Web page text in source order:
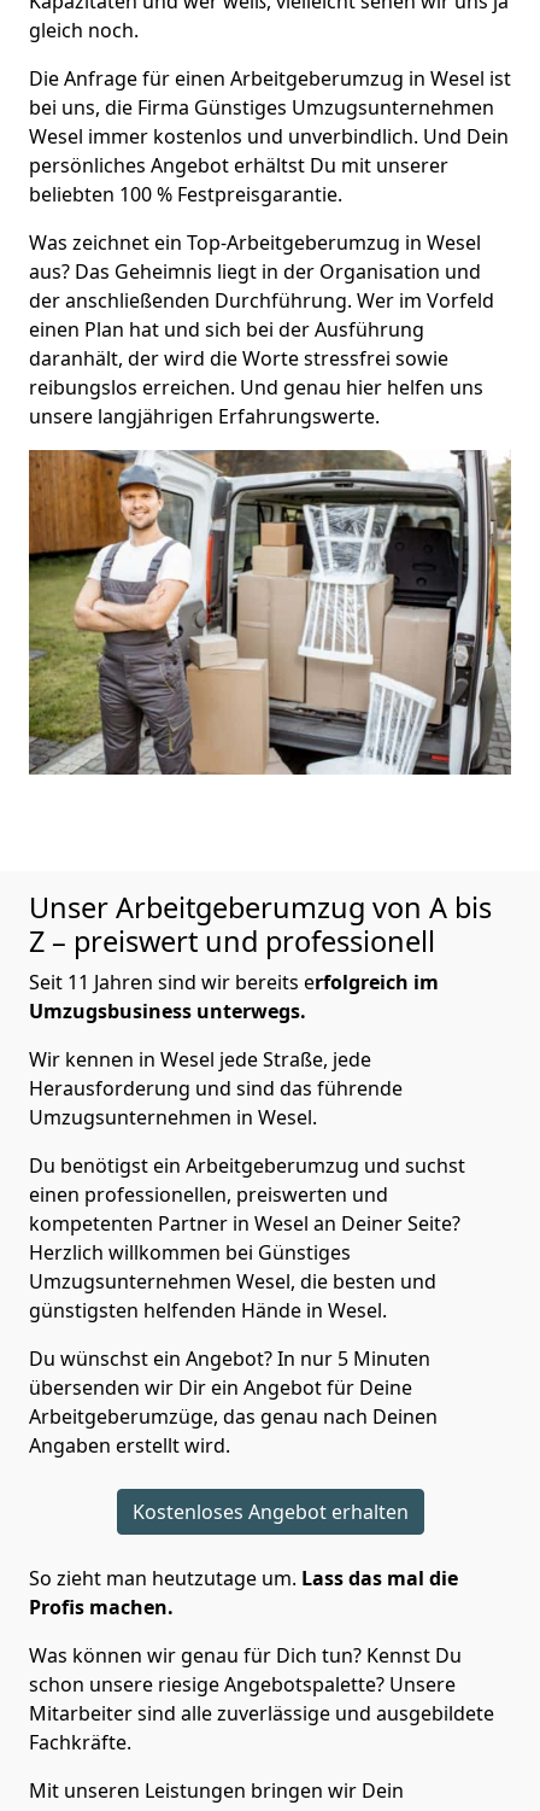
gleich noch.
Die Anfrage für einen Arbeitgeberumzug in Wesel ist
bei uns, die Firma Günstiges Umzugsunternehmen
Wesel immer kostenlos und unverbindlich. Und Dein
persönliches Angebot erhältst Du mit unserer
beliebten 100 % Festpreisgarantie.
Was zeichnet ein Top-Arbeitgeberumzug in Wesel
aus? Das Geheimnis liegt in der Organisation und
der anschließenden Durchführung. Wer im Vorfeld
einen Plan hat und sich bei der Ausführung
daranhält, der wird die Worte stressfrei sowie
reibungslos erreichen. Und genau hier helfen uns
unsere langjährigen Erfahrungswerte.
Unser Arbeitgeberumzug von A bis
Z – preiswert und professionell
Seit 11 Jahren sind wir bereits erfolgreich im
Umzugsbusiness unterwegs.
Wir kennen in Wesel jede Straße, jede
Herausforderung und sind das führende
Umzugsunternehmen in Wesel.
Du benötigst ein Arbeitgeberumzug und suchst
einen professionellen, preiswerten und
kompetenten Partner in Wesel an Deiner Seite?
Herzlich willkommen bei Günstiges
Umzugsunternehmen Wesel, die besten und
günstigsten helfenden Hände in Wesel.
Du wünschst ein Angebot? In nur 5 Minuten
übersenden wir Dir ein Angebot für Deine
Arbeitgeberumzüge, das genau nach Deinen
Angaben erstellt wird.
Kostenloses Angebot erhalten
So zieht man heutzutage um. Lass das mal die
Profis machen.
Was können wir genau für Dich tun? Kennst Du
schon unsere riesige Angebotspalette? Unsere
Mitarbeiter sind alle zuverlässige und ausgebildete
Fachkräfte.
Mit unseren Leistungen bringen wir Dein